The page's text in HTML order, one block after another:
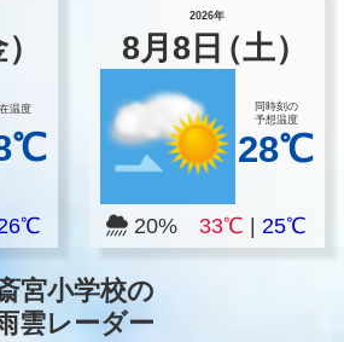
温度
2026年
8月8 日（土）
同時刻の
予想温度
28℃
20%33℃ |25℃
宮小学校の
雲レーダー